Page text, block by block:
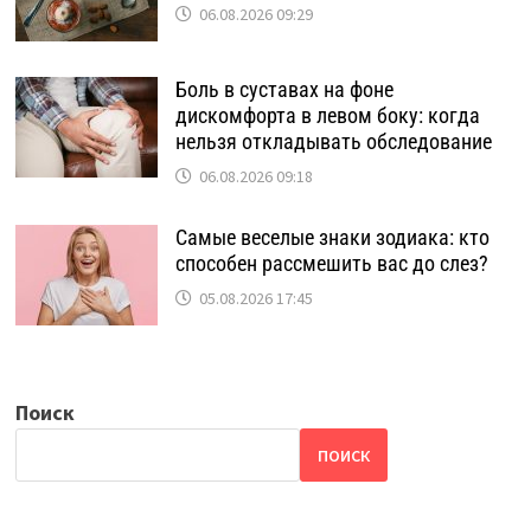
06.08.2026 09:29
Боль в суставах на фоне
дискомфорта в левом боку: когда
нельзя откладывать обследование
06.08.2026 09:18
Самые веселые знаки зодиака: кто
способен рассмешить вас до слез?
05.08.2026 17:45
Поиск
ПОИСК